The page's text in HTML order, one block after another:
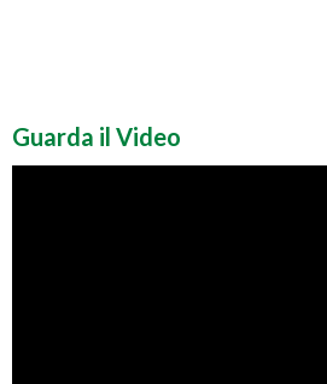
Guarda il Video